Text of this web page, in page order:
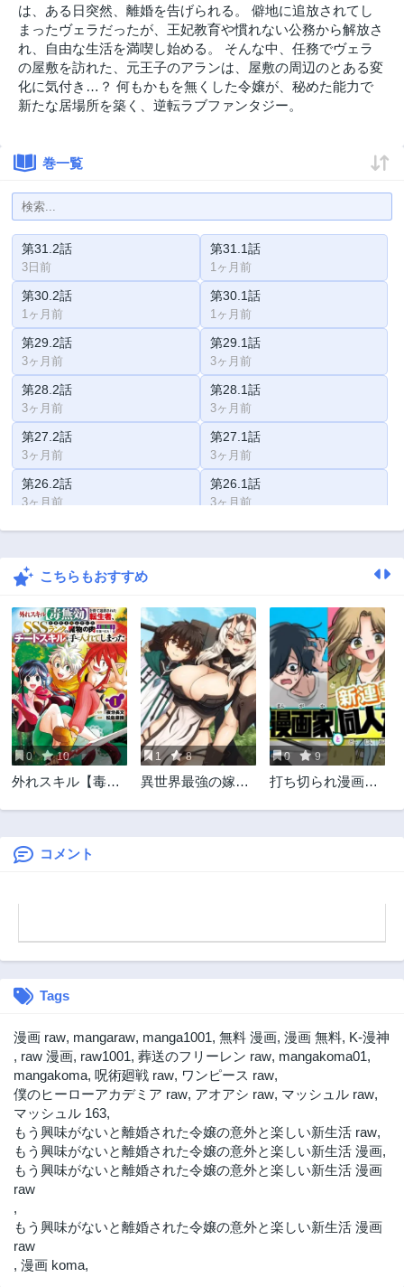
は、ある日突然、離婚を告げられる。 僻地に追放されてし
まったヴェラだったが、王妃教育や慣れない公務から解放さ
れ、自由な生活を満喫し始める。 そんな中、任務でヴェラ
の屋敷を訪れた、元王子のアランは、屋敷の周辺のとある変
化に気付き…？ 何もかもを無くした令嬢が、秘めた能力で
新たな居場所を築く、逆転ラブファンタジー。
巻一覧
第31.2話
3日前
第31.1話
1ヶ月前
第30.2話
1ヶ月前
第30.1話
1ヶ月前
第29.2話
3ヶ月前
第29.1話
3ヶ月前
第28.2話
3ヶ月前
第28.1話
3ヶ月前
第27.2話
3ヶ月前
第27.1話
3ヶ月前
第26.2話
3ヶ月前
第26.1話
3ヶ月前
第25.2話 第25.1話
第24.2話
第23.3話
3ヶ月前
第23.2話
3ヶ月前
第23.1話
3ヶ月前
第22.3話
3ヶ月前
第22.2話
3ヶ月前
第22.1話
3ヶ月前
第21.2話
3ヶ月前
第21.1話
3ヶ月前
第20.2話 第20.1話
第19.2話
第16.2話
第15.2話
3ヶ月前
第15.1話
3ヶ月前
第14.2話
3ヶ月前
第14.1話
第13.3話
3ヶ月前
第13.2話
3ヶ月前
第12.2話
第10.5話
3ヶ月前
第13.1話
こちらもおすすめ
0 10
外れスキル【毒無
たま死んでいた
SSSランクの魔物
ルを手に入れてし
1 8
異世界最強の嫁で
です～知略を活か
0 9
打ち切られ漫画家
コメント
Tags
漫画 raw, mangaraw, manga1001, 無料 漫画, 漫画 無料, K-漫神
, raw 漫画, raw1001, 葬送のフリーレン raw, mangakoma01,
mangakoma, 呪術廻戦 raw, ワンピース raw,
僕のヒーローアカデミア raw, アオアシ raw, マッシュル raw,
マッシュル 163,
もう興味がないと離婚された令嬢の意外と楽しい新生活 raw,
もう興味がないと離婚された令嬢の意外と楽しい新生活 漫画,
もう興味がないと離婚された令嬢の意外と楽しい新生活 漫画
raw
,
もう興味がないと離婚された令嬢の意外と楽しい新生活 漫画
raw
, 漫画 koma,